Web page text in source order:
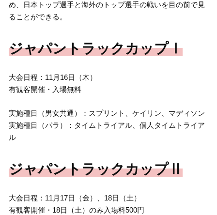
め、日本トップ選手と海外のトップ選手の戦いを目の前で見
ることができる。
ジャパントラックカップⅠ
大会日程：11月16日（木）
有観客開催・入場無料
実施種目（男女共通）：スプリント、ケイリン、マディソン
実施種目（パラ）：タイムトライアル、個人タイムトライア
ル
ジャパントラックカップⅡ
大会日程：11月17日（金）、18日（土）
有観客開催・18日（土）のみ入場料500円